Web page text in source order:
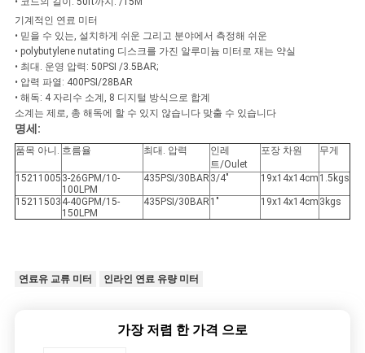
조
회
를
요
청
하
다
사
기계적인 연료 미터
• 믿을 수 있는, 설치하게 쉬운 그리고 분야에서 측정해 쉬운
• polybutylene nutating 디스크를 가진 알루미늄 미터로 재는 약실
• 최대. 운영 압력: 50PSI /3.5BAR;
• 압력 파열: 400PSI/28BAR
• 해독: 4 자리수 소계, 8 디지털 방식으로 합계
소계는 제로, 총 해독에 할 수 있지 않습니다 맞출 수 있습니다
명세:
품목 아니. 흐름율 최대. 압력
인레
트/Oulet
포장 차원 무게
15211005 3-26GPM/10-
100LPM
435PSI/30BAR 3/4" 19x14x14cm 1.5kgs
15211503 4-40GPM/15-
150LPM
435PSI/30BAR 1" 19x14x14cm 3kgs
연료유 교류 미터 인라인 연료 유량 미터
가장 저렴 한 가격 으로